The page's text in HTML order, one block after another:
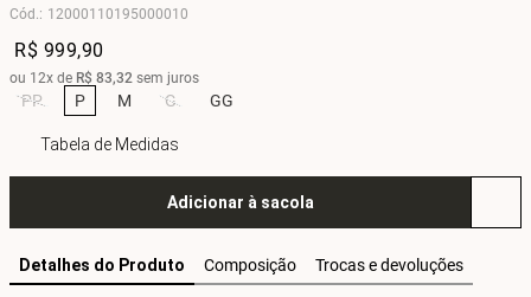
Cód.: 12000110195000010
R$ 999,90
ou 12x de R$ 83,32 sem juros
PP P M G GG
Tabela de Medidas
Adicionar à sacola
Detalhes do Produto Composição Trocas e devoluções